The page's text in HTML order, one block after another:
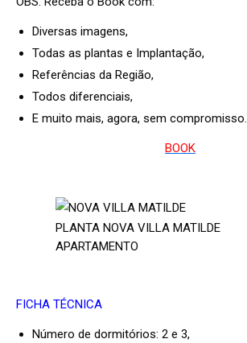
Diversas imagens,
Todas as plantas e Implantação,
Referências da Região,
Todos diferenciais,
E muito mais, agora, sem compromisso.
BOOK
PLANTA NOVA VILLA MATILDE
APARTAMENTO
FICHA TÉCNICA
Número de dormitórios: 2 e 3,